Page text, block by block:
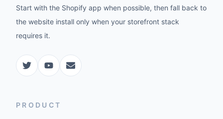
Start with the Shopify app when possible, then fall back to
the website install only when your storefront stack
requires it.
PRODUCT